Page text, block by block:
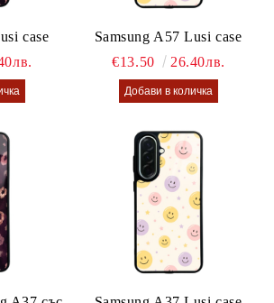
case
Samsung A57 Lusi case
€13.50
26.40лв.